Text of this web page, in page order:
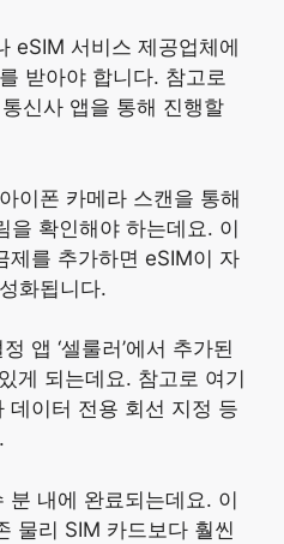
eSIM 서비스 제공업체에
받아야 합니다. 참고로
신사 앱을 통해 진행할
이폰 카메라 스캔을 통해
을 확인해야 하는데요. 이
제를 추가하면 eSIM이 자
화됩니다.
앱 ‘셀룰러’에서 추가된
게 되는데요. 참고로 여기
데이터 전용 회선 지정 등
분 내에 완료되는데요. 이
물리 SIM 카드보다 훨씬